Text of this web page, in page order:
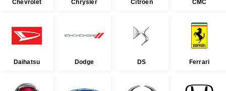
Chevrolet Chrysler Citroen CMC
Daihatsu Dodge DS Ferrari